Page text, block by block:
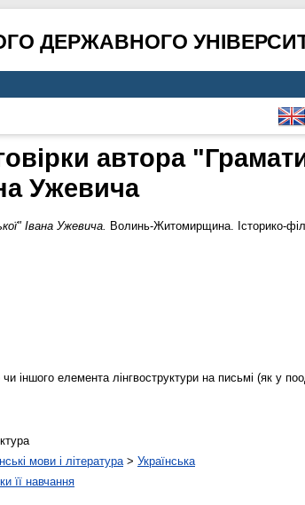
ДЕРЖАВНОГО
автора
Ужевича
Івана Ужевича. Волинь-Житомирщина. Історико-
іншого елемента лінгвоструктури на письмі (як у
мови і література > Українська
її навчання